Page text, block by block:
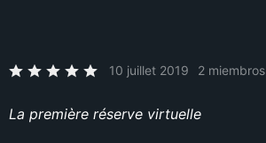
10 juillet 2019 2 miembros
La première réserve virtuelle